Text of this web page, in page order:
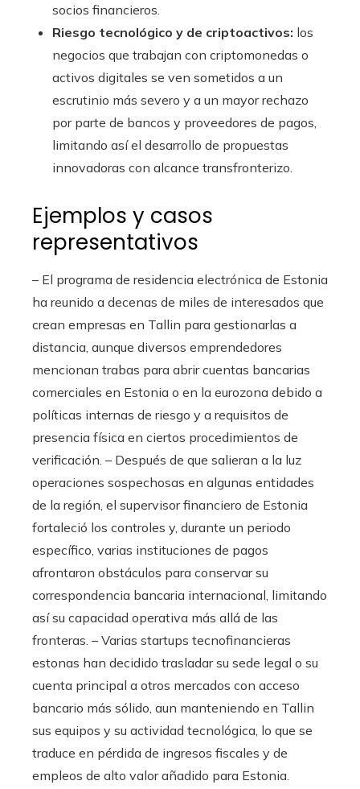
socios financieros.
Riesgo tecnológico y de criptoactivos: los
negocios que trabajan con criptomonedas o
activos digitales se ven sometidos a un
escrutinio más severo y a un mayor rechazo
por parte de bancos y proveedores de pagos,
limitando así el desarrollo de propuestas
innovadoras con alcance transfronterizo.
Ejemplos y casos
representativos
– El programa de residencia electrónica de Estonia
ha reunido a decenas de miles de interesados que
crean empresas en Tallin para gestionarlas a
distancia, aunque diversos emprendedores
mencionan trabas para abrir cuentas bancarias
comerciales en Estonia o en la eurozona debido a
políticas internas de riesgo y a requisitos de
presencia física en ciertos procedimientos de
verificación. – Después de que salieran a la luz
operaciones sospechosas en algunas entidades
de la región, el supervisor financiero de Estonia
fortaleció los controles y, durante un periodo
específico, varias instituciones de pagos
afrontaron obstáculos para conservar su
correspondencia bancaria internacional, limitando
así su capacidad operativa más allá de las
fronteras. – Varias startups tecnofinancieras
estonas han decidido trasladar su sede legal o su
cuenta principal a otros mercados con acceso
bancario más sólido, aun manteniendo en Tallin
sus equipos y su actividad tecnológica, lo que se
traduce en pérdida de ingresos fiscales y de
empleos de alto valor añadido para Estonia.